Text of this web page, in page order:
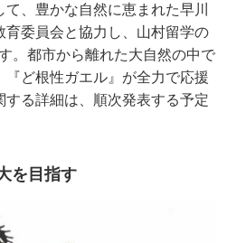
、豊かな自然に恵まれた早川
委員会と協力し、山村留学の
。都市から離れた大自然の中で
ど根性ガエル』が全力で応援
する詳細は、順次発表する予定
を目指す